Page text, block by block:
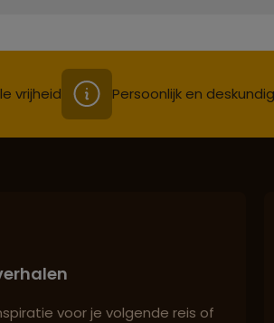
vrijheid Persoonlijk en
voor je volgende reis of